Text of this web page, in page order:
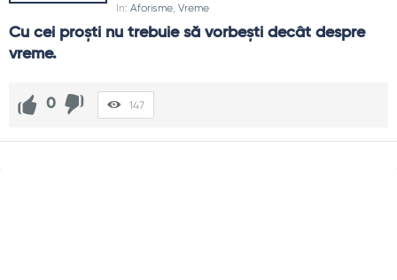
In: Aforisme Vreme
Cu cei proşti nu trebuie să vorbeşti decât despre
vreme.
0 147